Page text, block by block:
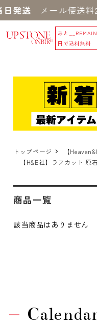
発送メール便送料
あと
円で送料無料
トップページ
【
【H&E社】ラフカット 原
商品一覧
該当商品はありません